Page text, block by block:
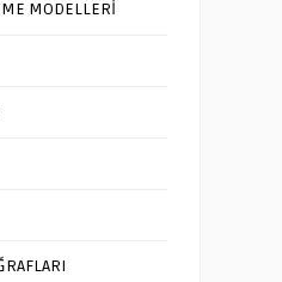
MODELLERİ